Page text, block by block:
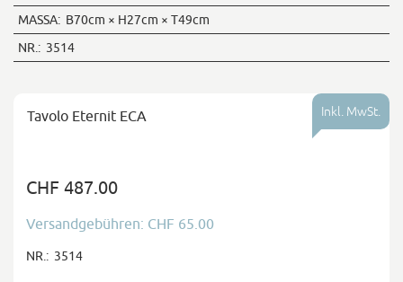
MASSA: B70cm × H27cm × T49cm
NR.: 3514
Inkl. MwSt.
Tavolo Eternit ECA
CHF 487.00
Versandgebühren: CHF 65.00
NR.: 3514